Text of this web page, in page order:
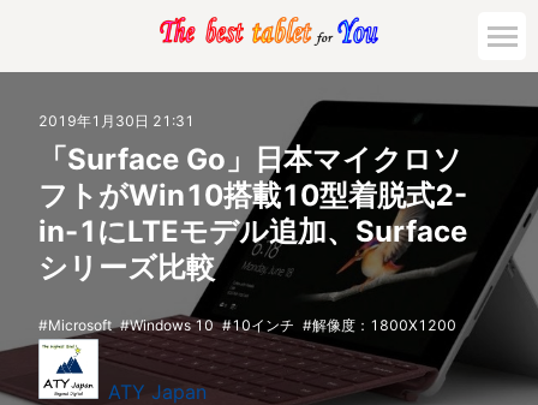
活用対策と事例
主要機種の比較
ゲーミング
法人向け
2019年1月30日 21:31
「Surface Go」日本マイクロソ
フトがWin10搭載10型着脱式2-
in-1にLTEモデル追加、Surface
シリーズ比較
Microsoft Windows 10 10インチ 解像度：1800X1200
ATY Japan